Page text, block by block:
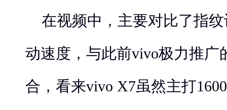
在视频中，主要对比了指
动速度，与此前vivo极力推广
合，看来vivo X7虽然主打